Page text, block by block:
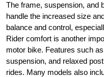
The frame, suspension, and
handle the increased size
balance and control,
Rider comfort is another
motor bike. Features such
suspension, and relaxed
rides. Many models also